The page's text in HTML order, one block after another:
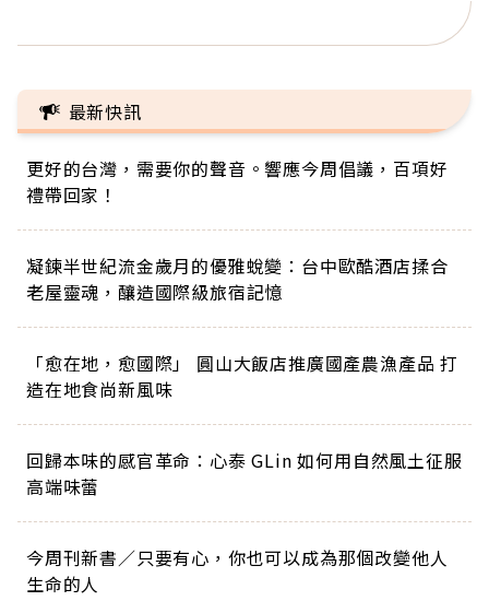
最新快訊
更好的台灣，需要你的聲音。響應今周倡議，百項好
禮帶回家！
凝鍊半世紀流金歲月的優雅蛻變：台中歐酷酒店揉合
老屋靈魂，釀造國際級旅宿記憶
「愈在地，愈國際」 圓山大飯店推廣國產農漁產品 打
造在地食尚新風味
回歸本味的感官革命：心泰 GLin 如何用自然風土征服
高端味蕾
今周刊新書／只要有心，你也可以成為那個改變他人
生命的人